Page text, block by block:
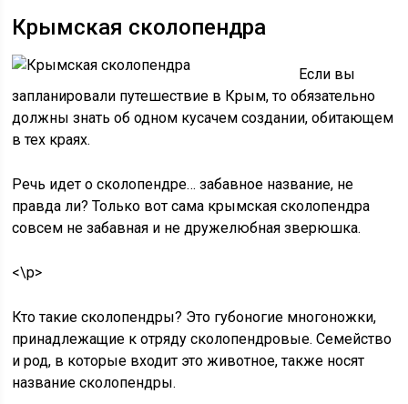
Крымская сколопендра
Если вы
запланировали путешествие в Крым, то обязательно
должны знать об одном кусачем создании, обитающем
в тех краях.
Речь идет о сколопендре… забавное название, не
правда ли? Только вот сама крымская сколопендра
совсем не забавная и не дружелюбная зверюшка.
<\p>
Кто такие сколопендры? Это губоногие многоножки,
принадлежащие к отряду сколопендровые. Семейство
и род, в которые входит это животное, также носят
название сколопендры.